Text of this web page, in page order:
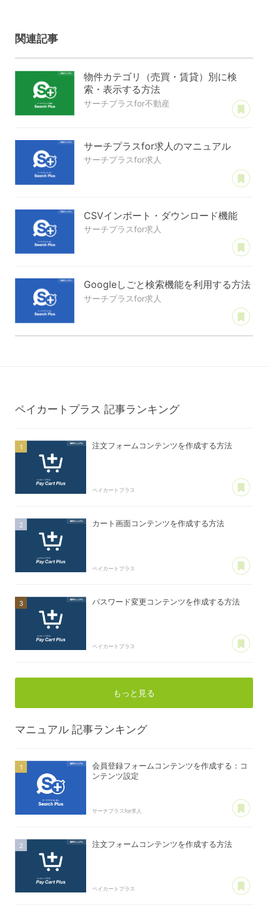
関連記事
物件カテゴリ（売買・賃貸）別に検
索・表示する方法
サーチプラスfor不動産
サーチプラスfor求人のマニュアル
サーチプラスfor求人
CSVインポート・ダウンロード機能
サーチプラスfor求人
Googleしごと検索機能を利用する方法
サーチプラスfor求人
ペイカートプラス 記事ランキング
注文フォームコンテンツを作成する方法
ペイカートプラス
カート画面コンテンツを作成する方法
ペイカートプラス
パスワード変更コンテンツを作成する方法
ペイカートプラス
もっと見る
マニュアル 記事ランキング
会員登録フォームコンテンツを作成する：コ
ンテンツ設定
サーチプラスfor求人
注文フォームコンテンツを作成する方法
ペイカートプラス